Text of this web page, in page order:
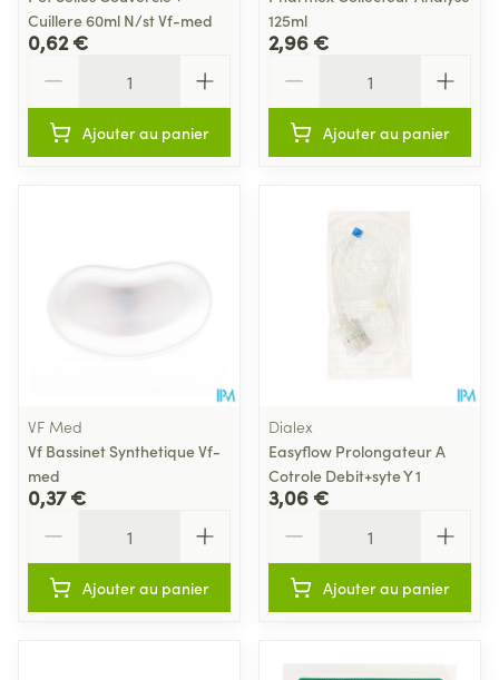
Cuillere 60ml N/st Vf-med
0,62 €
Ajouter au panier
125ml
2,96 €
Ajouter au panier
VF Med
Vf Bassinet Synthetique Vf-
med
0,37 €
Ajouter au panier
Dialex
Easyflow Prolongateur A
Cotrole Debit+syte Y 1
3,06 €
Ajouter au panier